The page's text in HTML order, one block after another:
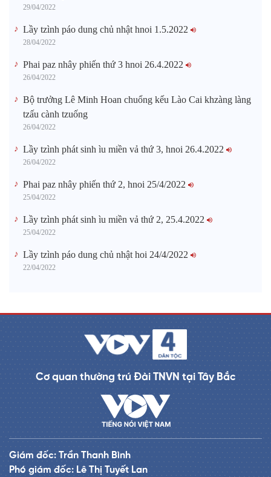
29/04/2022
Lầy tzình páo dung chủ nhật hnoi 1.5.2022
28/04/2022
Phai paz nhây phiến thứ 3 hnoi 26.4.2022
26/04/2022
Bộ trưởng Lê Minh Hoan chuổng kếu Lào Cai khzàng làng
tzấu cành tzuống​
26/04/2022
Lầy tzình phát sinh ìu miền vả thứ 3, hnoi 26.4.2022
26/04/2022
Phai paz nhây phiến thứ 2, hnoi 25/4/2022
25/04/2022
Lầy tzình phát sinh ìu miền vả thứ 2, 25.4.2022
25/04/2022
Lầy tzình páo dung chủ nhật hoi 24/4/2022
22/04/2022
Cơ quan thường trú Đài TNVN tại Tây Bắc
Giám đốc: Trần Thanh Bình
Phó giám đốc: Lê Thị Tuyết Lan